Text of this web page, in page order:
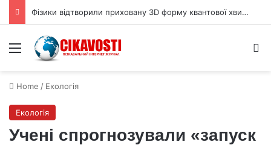
Фізики відтворили приховану 3D форму квантової хвильової функції
Menu
Home / Екологія
Екологія
Учені спрогнозували «запуск